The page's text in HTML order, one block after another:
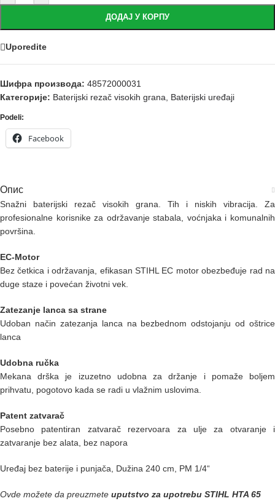
ДОДАЈ У КОРПУ
Uporedite
Шифра производа: 48572000031
Категорије: Baterijski rezač visokih grana Baterijski uređaji
Podeli:
Facebook
Опис
Snažni baterijski rezač visokih grana. Tih i niskih vibracija. Za
profesionalne korisnike za održavanje stabala, voćnjaka i komunalnih
površina.
EC-Motor
Bez četkica i održavanja, efikasan STIHL EC motor obezbeđuje rad na
duge staze i povećan životni vek.
Zatezanje lanca sa strane
Udoban način zatezanja lanca na bezbednom odstojanju od oštrice
lanca
Udobna ručka
Mekana drška je izuzetno udobna za držanje i pomaže boljem
prihvatu, pogotovo kada se radi u vlažnim uslovima.
Patent zatvarač
Posebno patentiran zatvarač rezervoara za ulje za otvaranje i
zatvaranje bez alata, bez napora
Uređaj bez baterije i punjača, Dužina 240 cm, PM 1/4“
Ovde možete da preuzmete uputstvo za upotrebu STIHL HTA 65